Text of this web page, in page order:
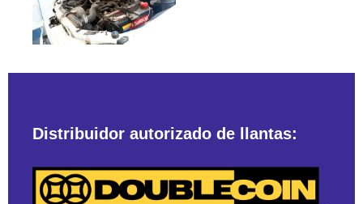
Distribuidor autorizado de llantas: